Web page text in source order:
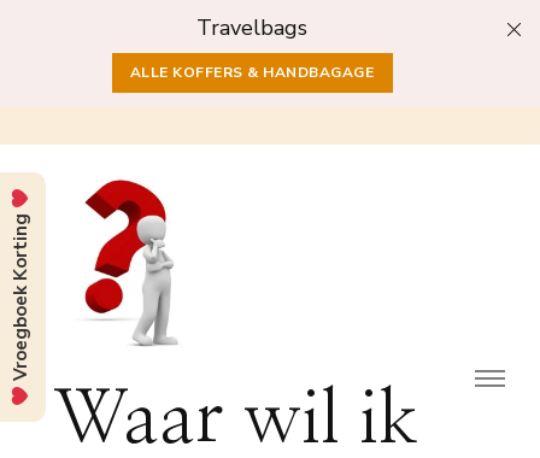
Travelbags
ALLE KOFFERS & HANDBAGAGE
Waar wil ik
Vroegboek Korting